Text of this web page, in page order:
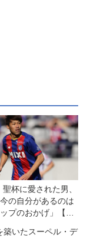
聖杯に愛された男、
の自分があるのは
プのおかげ」【イ
築いたスーペル・デ